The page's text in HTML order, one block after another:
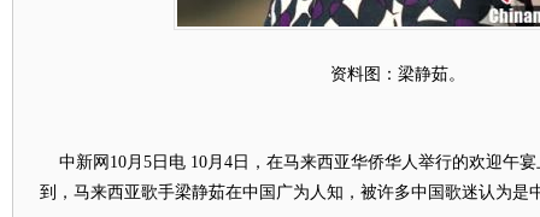
资料图：梁静茹。
中新网10月5日电 10月4日，在马来西亚华侨华人举行的欢迎午
到，马来西亚歌手梁静茹在中国广为人知，被许多中国歌迷认为是